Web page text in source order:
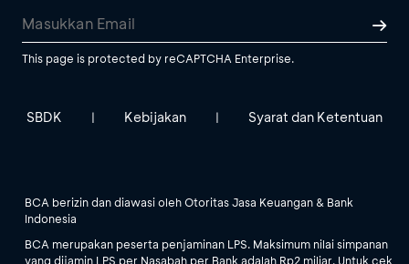
This page is protected by reCAPTCHA Enterprise.
SBDK | Kebijakan | Syarat dan Ketentuan
BCA berizin dan diawasi oleh Otoritas Jasa Keuangan & Bank
Indonesia
BCA merupakan peserta penjaminan LPS. Maksimum nilai simpanan
yang dijamin LPS per Nasabah per Bank adalah Rp2 miliar. Untuk cek